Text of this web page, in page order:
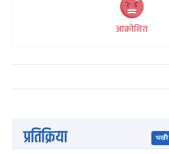
आक्रोशित
प्रतिक्रिया भर्खरै